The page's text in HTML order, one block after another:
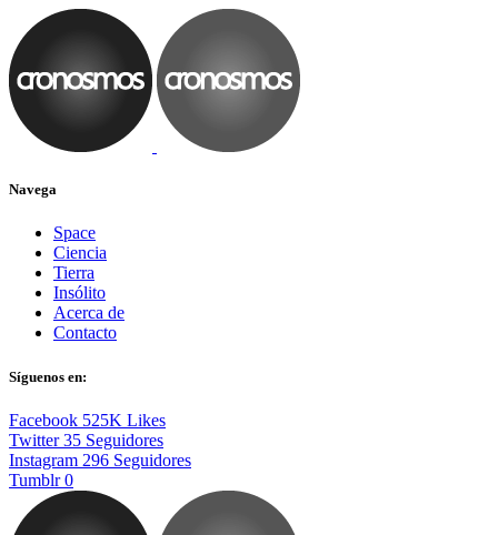
Navega
Space
Ciencia
Tierra
Insólito
Acerca de
Contacto
Síguenos en:
Facebook 525K Likes
Twitter 35 Seguidores
Instagram 296 Seguidores
Tumblr 0